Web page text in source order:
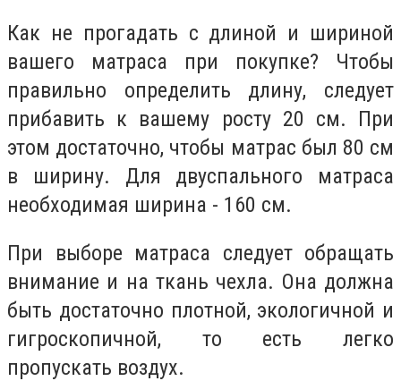
Как не прогадать с длиной и шириной
вашего матраса при покупке? Чтобы
правильно определить длину, следует
прибавить к вашему росту 20 см. При
этом достаточно, чтобы матрас был 80 см
в ширину. Для двуспального матраса
необходимая ширина - 160 см.
При выборе матраса следует обращать
внимание и на ткань чехла. Она должна
быть достаточно плотной, экологичной и
гигроскопичной, то есть легко
пропускать воздух.